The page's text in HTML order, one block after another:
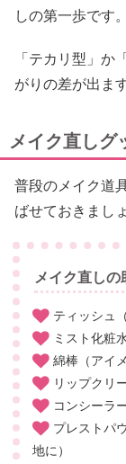
しの第一歩です。
「テカリ型」か
がりの差が出ます
メイク直しグ
普段のメイク道
ばせておきまし
メイク直し
ティッシュ
ミスト化粧
綿棒（アイ
リップクリ
コンシーラ
プレストパ
地に）